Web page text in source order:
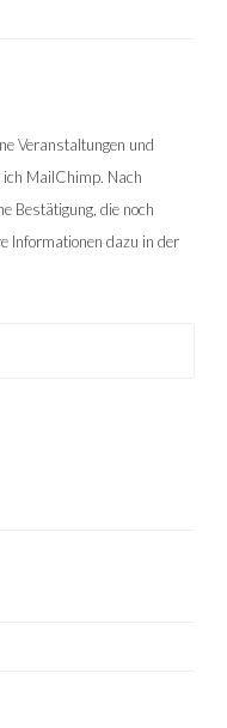
Veranstaltungen und
ich MailChimp. Nach
Bestätigung, die noch
Informationen dazu in der